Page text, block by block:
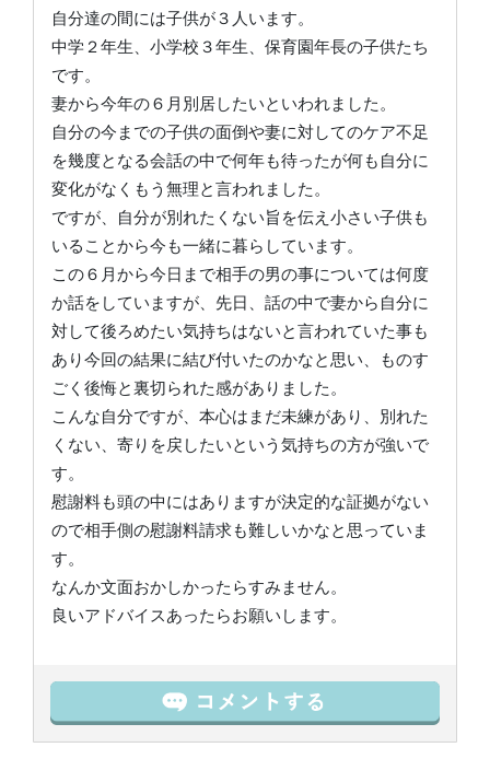
自分達の間には子供が３人います。
中学２年生、小学校３年生、保育園年長の子供たち
です。
妻から今年の６月別居したいといわれました。
自分の今までの子供の面倒や妻に対してのケア不足
を幾度となる会話の中で何年も待ったが何も自分に
変化がなくもう無理と言われました。
ですが、自分が別れたくない旨を伝え小さい子供も
いることから今も一緒に暮らしています。
この６月から今日まで相手の男の事については何度
か話をしていますが、先日、話の中で妻から自分に
対して後ろめたい気持ちはないと言われていた事も
あり今回の結果に結び付いたのかなと思い、ものす
ごく後悔と裏切られた感がありました。
こんな自分ですが、本心はまだ未練があり、別れた
くない、寄りを戻したいという気持ちの方が強いで
す。
慰謝料も頭の中にはありますが決定的な証拠がない
ので相手側の慰謝料請求も難しいかなと思っていま
す。
なんか文面おかしかったらすみません。
良いアドバイスあったらお願いします。